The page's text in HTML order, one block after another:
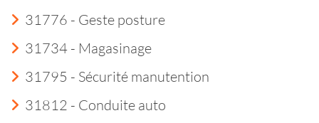
31776 - Geste posture
31734 - Magasinage
31795 - Sécurité manutention
31812 - Conduite auto